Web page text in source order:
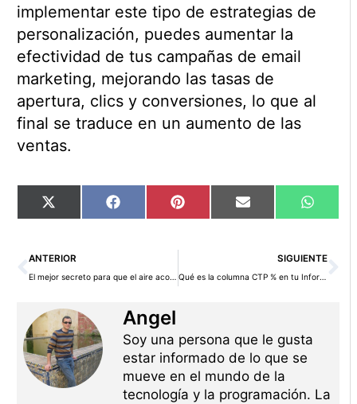
implementar este tipo de estrategias de
personalización, puedes aumentar la
efectividad de tus campañas de email
marketing, mejorando las tasas de
apertura, clics y conversiones, lo que al
final se traduce en un aumento de las
ventas.
Compartir
en
X
(Twitter)
Compartir
en
Facebook Compartir
en
Pinterest Compartir
en
Email
en
Ant
ANTERIOR
El mejor secreto para que el aire acondicionado funcione mejor y ahorre energía
SIGUIENTE
Qué es la columna CTP % en tu Informe de Vida Laboral y cómo interpretarla
Angel
Soy una persona que le gusta
estar informado de lo que se
mueve en el mundo de la
tecnología y la programación. La